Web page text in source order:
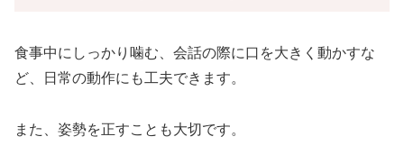
食事中にしっかり噛む、会話の際に口を大きく動かすな
ど、日常の動作にも工夫できます。
また、姿勢を正すことも大切です。